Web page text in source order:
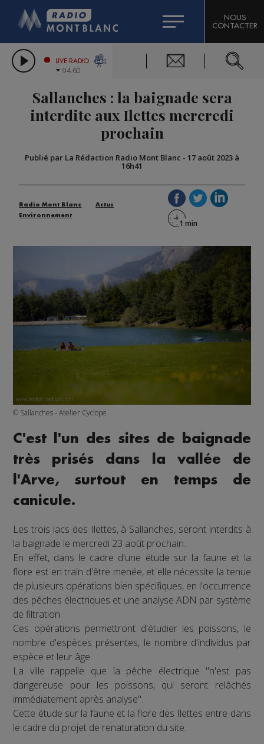
LES CHRONIQUES DE L'EXPERT
CITIZEN MACHINERY
GRAND MASSIF DOMAINES SKIABLES
BIGARD
COMPAGNIE DU MONT-BLANC
NOUS
CONTACTER
LIVE RADIO
94.60
Sallanches : la baignade sera
interdite aux Ilettes mercredi
prochain
Publié par La Rédaction Radio Mont Blanc - 17 août 2023 à
16h41
Radio Mont Blanc
Actus
Environnement
© Sallanches - Atelier Cyclope
C'est l'un des sites de baignade
très prisés dans la vallée de
l'Arve, surtout en temps de
canicule.
Les trois lacs des Ilettes, à Sallanches, seront interdits à
la baignade le mercredi 23 août prochain.
En effet, dans le cadre d'une étude sur la faune et la
flore est en train d'être menée, et elle nécessite la tenue
de plusieurs opérations bien spécifiques, en l'occurrence
des pêches électriques et une analyse ADN par système
de filtration.
Ces opérations permettront d'étudier les poissons, le
nombre d'espèces présentes, le nombre d'individus par
espèce et leur âge.
La ville rappelle que la pêche électrique "n'est pas
dangereuse pour les poissons, qui seront relâchés
immédiatement après analyse".
Cette étude sur la faune et la flore des Ilettes entre dans
le cadre du projet de renaturation du site.